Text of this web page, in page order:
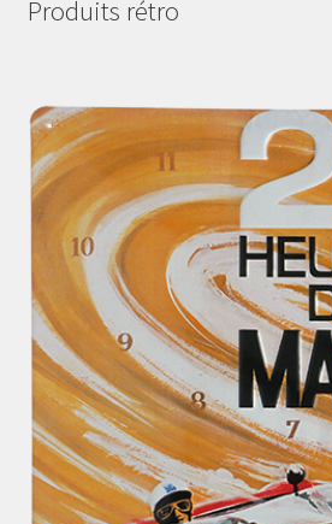
Produits rétro